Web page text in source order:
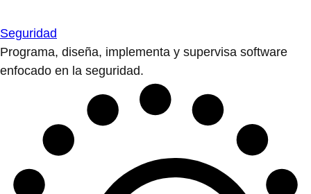
Seguridad
Programa, diseña, implementa y supervisa software
enfocado en la seguridad.